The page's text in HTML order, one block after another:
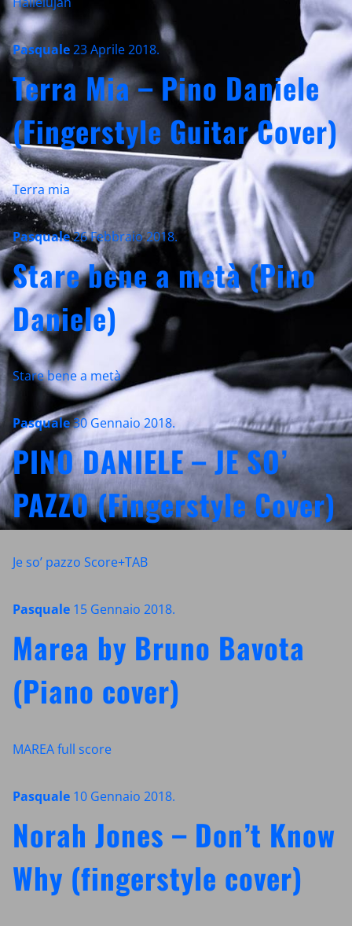
Pasquale23 Aprile 2018.
Terra Mia – Pino Daniele
(Fingerstyle Guitar Cover)
Terra mia
Pasquale26 Febbraio 2018.
Stare bene a metà (Pino
Daniele)
Stare bene a metà
Pasquale30 Gennaio 2018.
PINO DANIELE – JE SO’
PAZZO (Fingerstyle Cover)
Je so’ pazzo Score+TAB
Pasquale 15 Gennaio 2018.
Marea by Bruno Bavota
(Piano cover)
MAREA full score
Pasquale 10 Gennaio 2018.
Norah Jones – Don’t Know
Why (fingerstyle cover)